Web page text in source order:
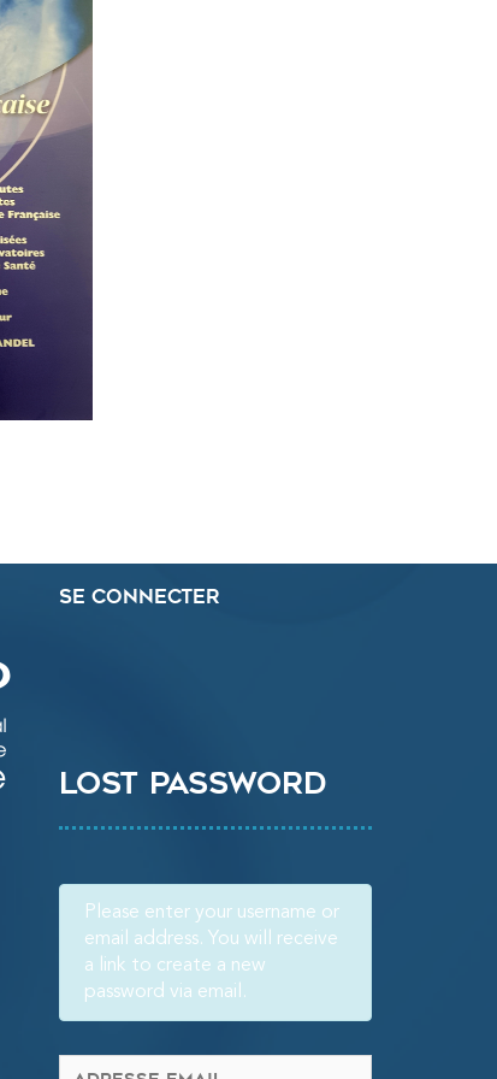
Se connecter
Lost password
Please enter your username or
email address. You will receive
a link to create a new
password via email.